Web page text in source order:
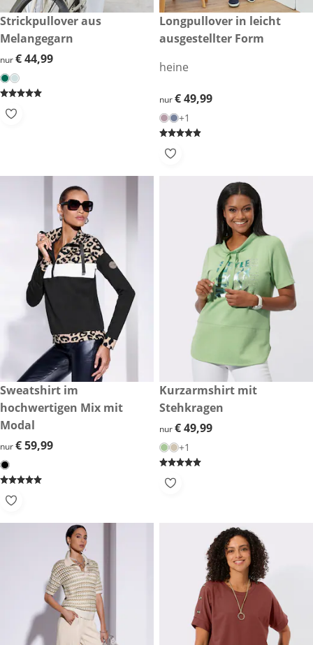
€ 44,99
Strickpullover aus
Melangegarn
€ 44,99
nur€ 44,99
€ 49,99
Longpullover in leicht
ausgestellter Form
heine
€ 49,99
nur€ 49,99
+1
€ 59,99
Sweatshirt im
hochwertigen Mix mit
Modal
€ 59,99
nur€ 59,99
€ 49,99
Kurzarmshirt mit
Stehkragen
€ 49,99
nur€ 49,99
+1